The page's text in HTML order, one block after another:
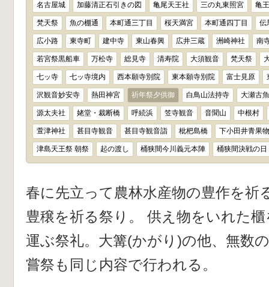
名古屋城 加藤清正石引きの図 亀尾天王社 三の丸東照宮 亀
梵天祭 魚の棚通 本町通三丁目 桜天満宮 本町通四丁目 伝
広小路 東寺町 建中寺 東山春興 広井三蔵 洲崎神社 南
若宮祭黒船車 万松寺 総見寺 清寿院 大須観音 梵天祭
七ッ寺 七ッ寺境内 西本願寺別院 東本願寺別院 富士見原
沢観音妙安寺 熱田神宮 祈年祭夕供御 白鳥山法持寺 大瀬古
源太夫社 姥堂・裁断橋 呼続浜 笠寺観音 音聞山 中根村
萱津神社 甚目寺観音 甚目寺観音詣 枇杷島橋 下小田井青果
津島天王祭 朝祭 起の渡し 桶狭間今川義元本陣 桶狭間決戦の日
春に先立って農林水産物の豊作を祈
豊穣を祈る祭り。 供え物をいれた
運ぶ祭礼。大篝(かがり)の他、無数
嘗祭も同じ内容で行われる。